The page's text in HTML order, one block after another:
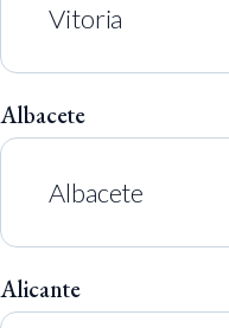
Vitoria
Albacete
Albacete
Alicante